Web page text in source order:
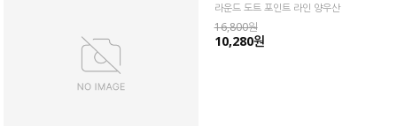
라운드 도트 포인트 라인 양우산
16,800원
10,280원